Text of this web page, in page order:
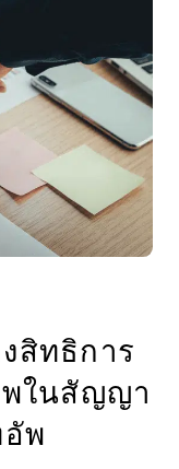
สิทธิการ
ในสัญญา
พ